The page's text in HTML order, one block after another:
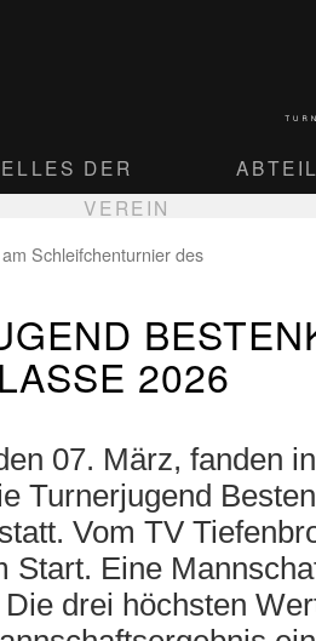
DER
VEREIN
Schleifchenturnier des
2026
07. März, fanden
Turnerjugend
Vom TV
Start. Eine
drei höchsten